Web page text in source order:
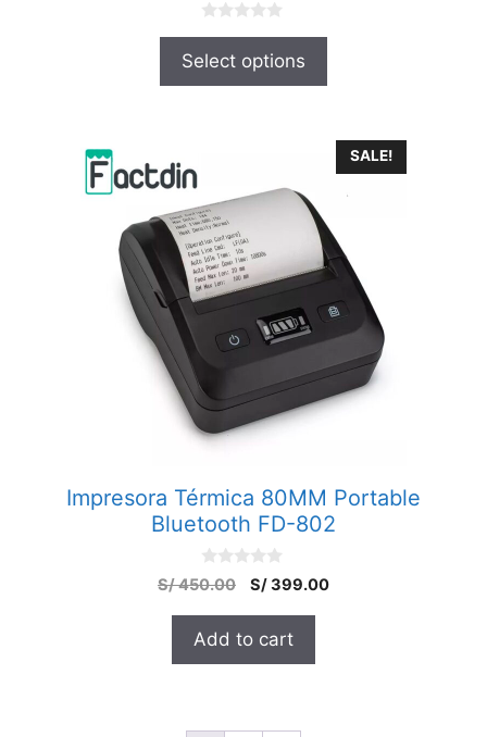
u
Select options
SALE!
Impresora Térmica 80MM Portable
Bluetooth FD-802
0
o
o
5
S/450.00 S/399.00
Add to cart